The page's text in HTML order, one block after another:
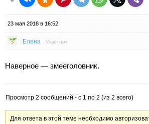
23 мая 2018 в 16:52
Елена Участник
Наверное — змееголовник.
Просмотр 2 сообщений - с 1 по 2 (из 2 всего)
Для ответа в этой теме необходимо